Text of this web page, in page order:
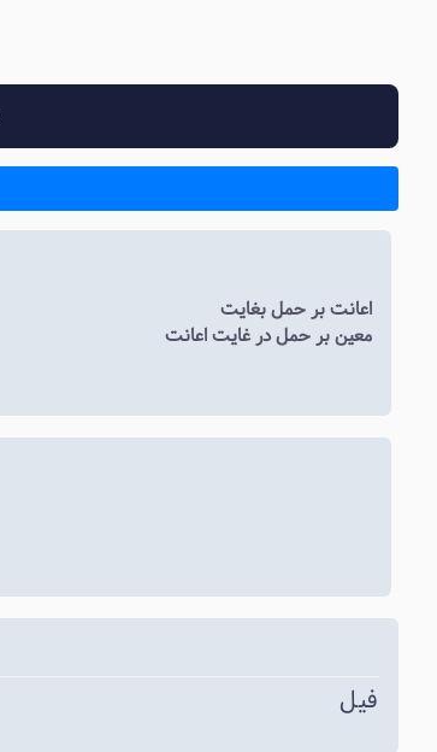
اعانت بر حمل بغایت
معین بر حمل در غایت اعانت
فیل